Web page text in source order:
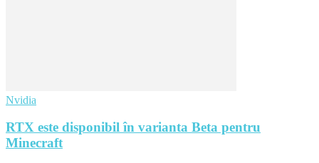
Nvidia
RTX este disponibil în varianta Beta pentru
Minecraft